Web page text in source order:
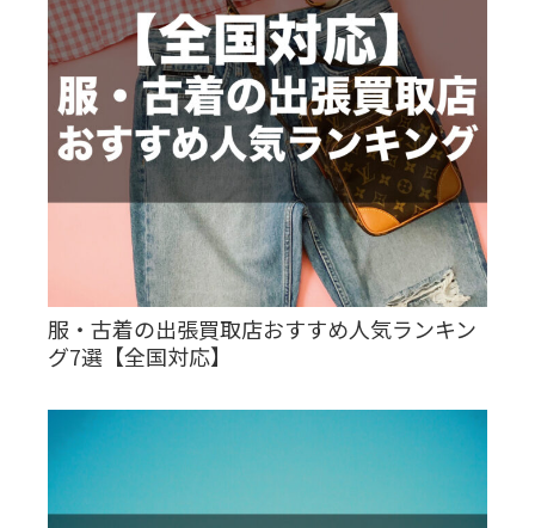
服・古着の出張買取店おすすめ人気ランキン
グ7選【全国対応】